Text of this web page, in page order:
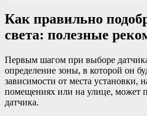
Как правильно
света: полезные
Первым шагом при выборе датчика
определение зоны, в которой он
зависимости от места установки,
помещениях или на улице, может
датчика.